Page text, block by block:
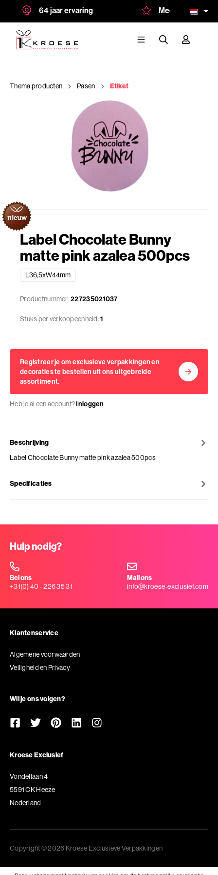
64 jaar ervaring Meer dan 1.500
Thema producten Pasen Etiket
Label Chocolate Bunny
matte pink azalea 500pcs
L36,5xW44mm
Productnummer:227235021037
Stuks per verkoopeenheid:1
Registreer je om exclusieve verpakkingen en
decoraties te bestellen uit ons uitgebreide
assortiment.
Heb je al een account?Inloggen
Beschrijving
Label Chocolate Bunny matte pink azalea 500pcs
Specificaties
Hulp nodig?
Bel ons
+31(0) 40 - 226 35 31
Mail ons
info@kroese-exclusief.com
Klantenservice
Algemene voorwaarden
Veiligheid en Privacy
Wil je ons volgen?
Kroese Exclusief
Vondellaan 4
5591 CK Heeze
Nederland
Copyright © 2026 Kroese Exclusieve Verpakkingen